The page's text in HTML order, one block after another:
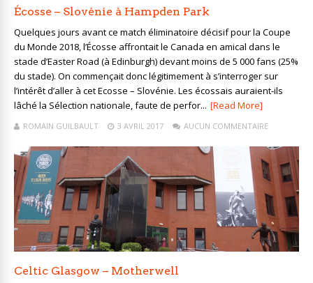
Écosse – Slovénie à Hampden Park
Quelques jours avant ce match éliminatoire décisif pour la Coupe
du Monde 2018, l’Écosse affrontait le Canada en amical dans le
stade d’Easter Road (à Edinburgh) devant moins de 5 000 fans (25%
du stade). On commençait donc légitimement à s’interroger sur
l’intérêt d’aller à cet Ecosse – Slovénie. Les écossais auraient-ils
lâché la Sélection nationale, faute de perfor... [Read More]
ROMAIN GUILBAULT 3 AVRIL 2017 AUCUN COMMENTAIRE
Celtic Glasgow – Motherwell